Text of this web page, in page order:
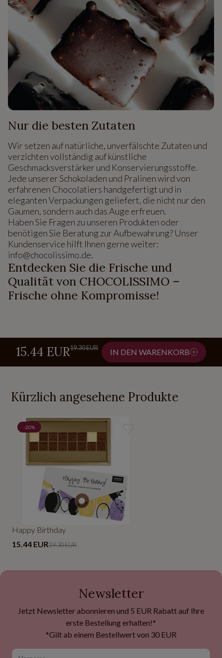
Nur die besten Zutaten
Wir setzen auf natürliche, unverfälschte Zutaten und
verzichten vollständig auf künstliche
Geschmacksverstärker und Konservierungsstoffe.
Jede unserer Schokoladen und Pralinen wird von
erfahrenen Chocolatiers handgefertigt und in
eleganten Verpackungen geliefert, die nicht nur den
Gaumen, sondern auch das Auge erfreuen.
Haben Sie Fragen zu unseren Produkten oder
benötigen Sie Beratung zur Aufbewahrung? Unser
Kundenservice hilft Ihnen gerne weiter:
info@chocolissimo.de.
Entdecken Sie die Frische und
Qualität von CHOCOLISSIMO –
Frische ohne Kompromisse!
15.44 EUR19.30 EUR IN DEN WARENKORB
Kürzlich angesehene Produkte
-20%
Happy Birthday
15.44 EUR19.30 EUR
Newsletter
Jetzt Newsletter abonnieren und 5 EUR Rabatt auf Ihre
erste Bestellung erhalten!*
*Gilt ab einem Bestellwert von 30 EUR